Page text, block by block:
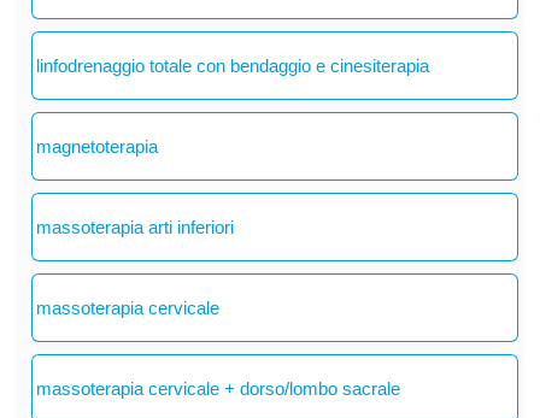
linfodrenaggio totale con bendaggio e cinesiterapia
magnetoterapia
massoterapia arti inferiori
massoterapia cervicale
massoterapia cervicale + dorso/lombo sacrale